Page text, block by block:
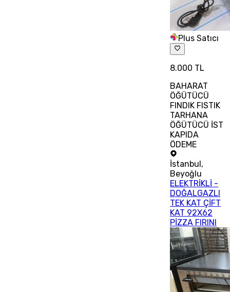
Plus Satıcı
8.000 TL
BAHARAT
ÖĞÜTÜCÜ
FINDIK FISTIK
TARHANA
ÖĞÜTÜCÜ İST
KAPIDA
ÖDEME
İstanbul,
Beyoğlu
ELEKTRİKLİ -
DOĞALGAZLI
TEK KAT ÇİFT
KAT 92X62
PİZZA FIRINI